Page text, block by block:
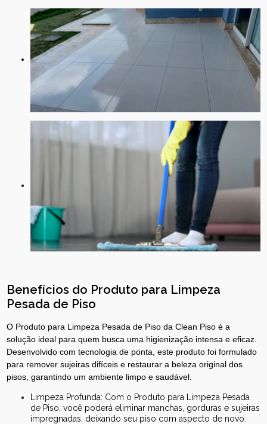
Benefícios do Produto para Limpeza
Pesada de Piso
O Produto para Limpeza Pesada de Piso da Clean Piso é a
solução ideal para quem busca uma higienização intensa e eficaz.
Desenvolvido com tecnologia de ponta, este produto foi formulado
para remover sujeiras difíceis e restaurar a beleza original dos
pisos, garantindo um ambiente limpo e saudável.
de Piso, você poderá eliminar manchas, gorduras e sujeiras
impregnadas, deixando seu piso com aspecto de novo.